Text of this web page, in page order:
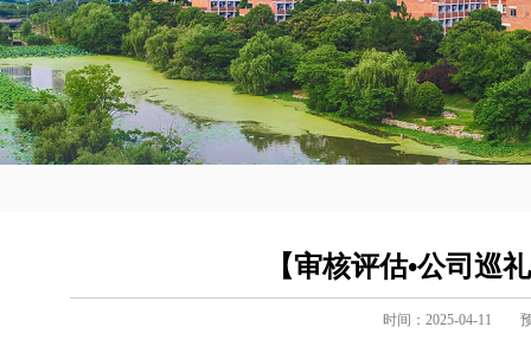
【审核评估•公司巡
时间：2025-04-11